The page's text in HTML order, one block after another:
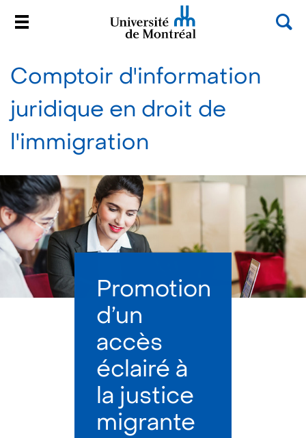
contenu
Comptoir d'information
juridique en droit de
l'immigration
Promotion
d’un
accès
éclairé à
la justice
migrante